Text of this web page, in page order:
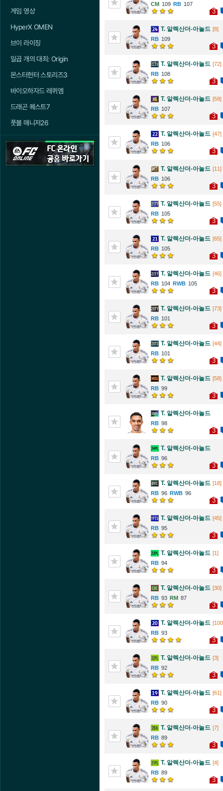
게임 영상
HyperX OMEN
브이 라이징
일곱 개의 대죄: Origin
몬스터헌터 스토리즈3
바이오하자드 레퀴엠
드래곤 퀘스트7
풋볼 매니저26
109
107
3
T. 알렉산더-아놀드 [8]
109
3
T. 알렉산더-아놀드 [72]
108
3
T. 알렉산더-아놀드 [59]
107
3
T. 알렉산더-아놀드 [47]
106
3
T. 알렉산더-아놀드 [11]
106
3
T. 알렉산더-아놀드 [55]
105
3
T. 알렉산더-아놀드 [65]
105
3
T. 알렉산더-아놀드 [46]
104
105
3
T. 알렉산더-아놀드 [73]
101
3
T. 알렉산더-아놀드 [44]
101
3
T. 알렉산더-아놀드 [58]
99
3
T. 알렉산더-아놀드
98
3
T. 알렉산더-아놀드
96
3
T. 알렉산더-아놀드 [18]
96
96
3
T. 알렉산더-아놀드 [45]
95
3
T. 알렉산더-아놀드 [1]
94
3
T. 알렉산더-아놀드 [30]
93
87
3
T. 알렉산더-아놀드
93
3
T. 알렉산더-아놀드 [3]
92
3
T. 알렉산더-아놀드 [61]
90
3
T. 알렉산더-아놀드 [7]
89
3
T. 알렉산더-아놀드 [4]
89
3